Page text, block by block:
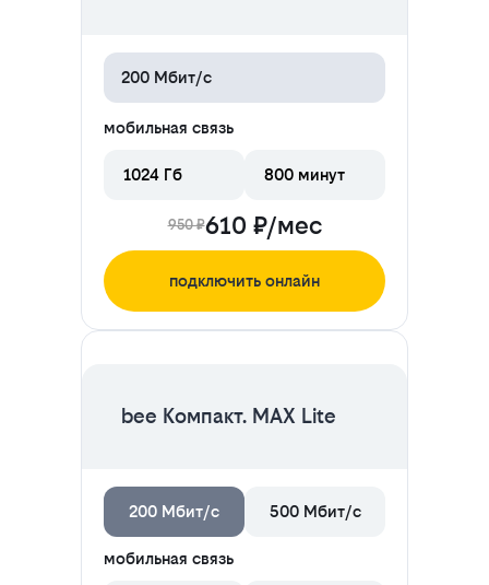
200 Мбит/с
мобильная связь
1024 Гб 800 минут
950 ₽610 ₽/мес
подключить онлайн
bee Компакт. MAX Lite
200 Мбит/с 500 Мбит/с
мобильная связь